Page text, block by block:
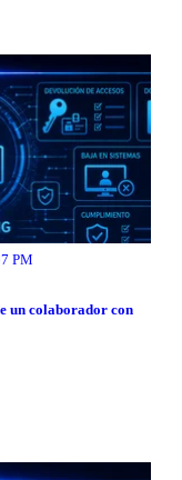
PM
un colaborador con